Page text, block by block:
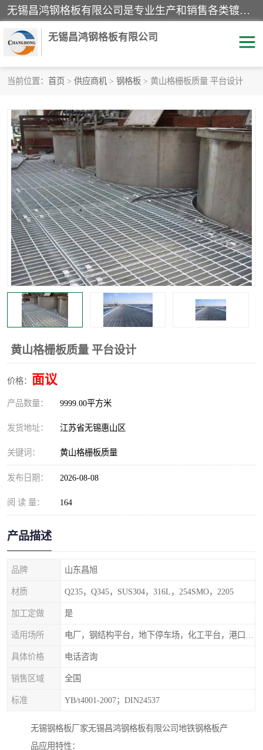
无锡昌鸿钢格板有限公司是专业生产和销售各类镀锌钢格板、镀锌钢格栅、不锈钢钢格及其相关产品的现代化企业。公司产品广泛运用于石油、化工、港口、电力、运输、造纸、医药、钢铁、食品、市政、房地产、制造业等各个领域。
无锡昌鸿钢格板有限公司
当前位置： 首页 > 供应商机 > 钢格板 > 黄山格栅板质量 平台设计
黄山格栅板质量 平台设计
价格： 面议
产品数量： 9999.00平方米
发货地址： 江苏省无锡惠山区
关键词： 黄山格栅板质量
发布日期： 2026-08-08
阅 读 量： 164
产品描述
品牌 山东昌旭
材质 Q235，Q345，SUS304，316L，254SMO，2205
加工定做 是
适用场所
具体价格 电话咨询
销售区域 全国
标准 YB/t4001-2007；DIN24537
无锡钢格板厂家无锡昌鸿钢格板有限公司地铁钢格板产
品应用特性：
踏步板 水沟盖板
栏杆
齿形钢格板 钢格板
热镀锌钢格板 复合钢格板
钢格栅踏步板 插接钢格板
整流格栅